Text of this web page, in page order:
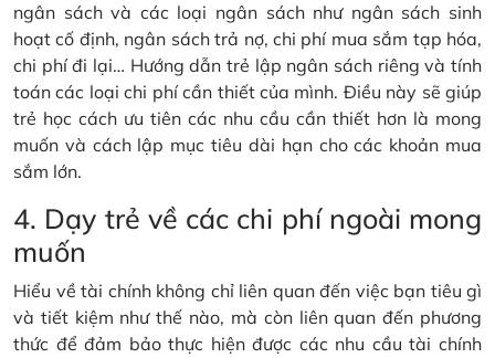
ngân sách và các loại ngân sách như ngân sách sinh
hoạt cố định, ngân sách trả nợ, chi phí mua sắm tạp hóa,
chi phí đi lại… Hướng dẫn trẻ lập ngân sách riêng và tính
toán các loại chi phí cần thiết của mình. Điều này sẽ giúp
trẻ học cách ưu tiên các nhu cầu cần thiết hơn là mong
muốn và cách lập mục tiêu dài hạn cho các khoản mua
sắm lớn.
4. Dạy trẻ về các chi phí ngoài mong
muốn
Hiểu về tài chính không chỉ liên quan đến việc bạn tiêu gì
và tiết kiệm như thế nào, mà còn liên quan đến phương
thức để đảm bảo thực hiện được các nhu cầu tài chính